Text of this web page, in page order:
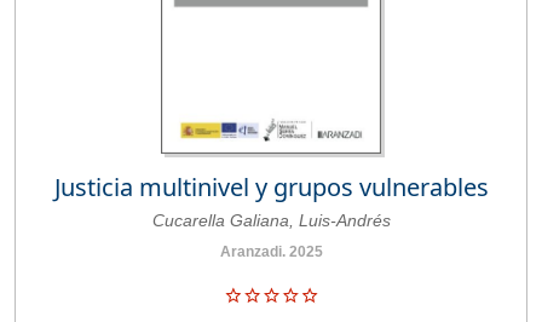
Justicia multinivel y grupos vulnerables
Cucarella Galiana, Luis-Andrés
Aranzadi. 2025